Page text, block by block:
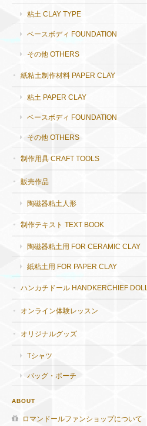
粘土 CLAY TYPE
ベースボディ FOUNDATION
その他 OTHERS
紙粘土制作材料 PAPER CLAY
粘土 PAPER CLAY
ベースボディ FOUNDATION
その他 OTHERS
制作用具 CRAFT TOOLS
販売作品
陶磁器粘土人形
制作テキスト TEXT BOOK
陶磁器粘土用 FOR CERAMIC CLAY
紙粘土用 FOR PAPER CLAY
ハンカチドール HANDKERCHIEF DOLL
オンライン体験レッスン
オリジナルグッズ
Tシャツ
バッグ・ポーチ
ABOUT
ロマンドールファンショップについて